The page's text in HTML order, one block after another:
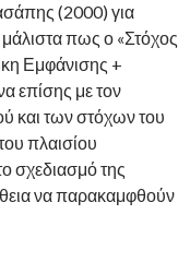
(2000) για
πως ο «Στόχος
Εμφάνισης +
επίσης με τον
και των στόχων του
πλαισίου
σχεδιασμό της
να παρακαμφθούν